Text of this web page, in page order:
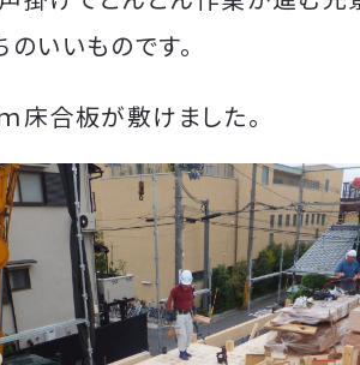
いいものです。
床合板が敷けました。